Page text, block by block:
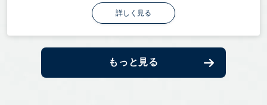
詳しく見る
もっと見る